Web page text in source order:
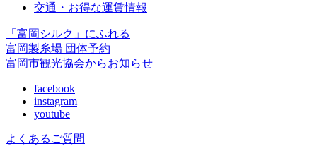
交通・お得な運賃情報
「富岡シルク」にふれる
富岡製糸場 団体予約
富岡市観光協会からお知らせ
facebook
instagram
youtube
よくあるご質問